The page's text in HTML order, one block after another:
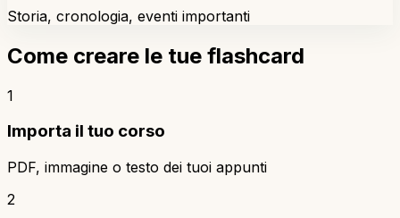
Storia, cronologia, eventi importanti
Come creare le tue flashcard
1
Importa il tuo corso
PDF, immagine o testo dei tuoi appunti
2